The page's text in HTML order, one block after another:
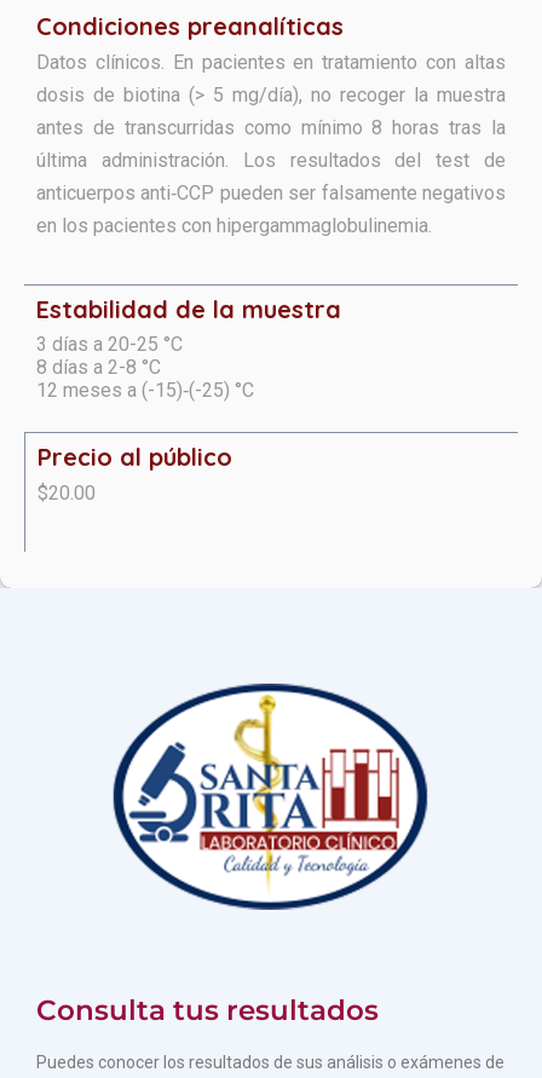
Condiciones preanalíticas
Datos clínicos. En pacientes en tratamiento con altas
dosis de biotina (> 5 mg/día), no recoger la muestra
antes de transcurridas como mínimo 8 horas tras la
última administración. Los resultados del test de
anticuerpos anti‑CCP pueden ser falsamente negativos
en los pacientes con hipergammaglobulinemia.
Estabilidad de la muestra
3 días a 20-25 °C
8 días a 2-8 °C
12 meses a (-15)‑(-25) °C
Precio al público
$20.00
Consulta tus resultados
Puedes conocer los resultados de sus análisis o exámenes de